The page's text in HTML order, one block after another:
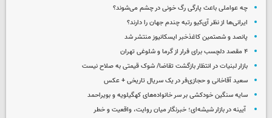
چه عواملی باعث پارگی رگ خونی در چشم می‌شوند؟
ایرانی‌ها از نظر آی‌کیو رتبه چندم جهان را دارند؟
پانصد و شصتمین کاغذخبر ایسکانیوز منتشر شد
۴ مقصد دلچسب برای فرار از گرما و شلوغی تهران
بازار لبنیات در انتظار بازگشت تقاضا/ شوک قیمتی به صلاح نیست
سعید آقاخانی و حجازی‌فر در یک سریال تاریخی + عکس
سایه سنگین خودکشی بر سر خانواده‌های کهگیلویه و بویراحمد
آیینه در بازار شیشه‌ای؛ خبرنگار میان روایت، واقعیت و خطر